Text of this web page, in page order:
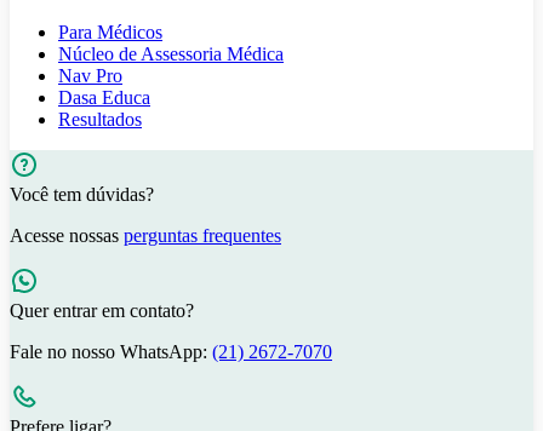
Para Médicos
Núcleo de Assessoria Médica
Nav Pro
Dasa Educa
Resultados
Você tem dúvidas?
Acesse nossas perguntas frequentes
Quer entrar em contato?
Fale no nosso WhatsApp: (21) 2672-7070